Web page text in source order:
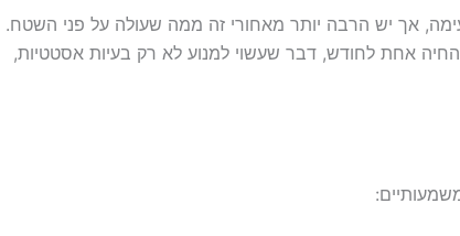
אך יש הרבה יותר מאחורי זה ממה שעולה על פני השטח.
אחת לחודש, דבר שעשוי למנוע לא רק בעיות אסטטיות,